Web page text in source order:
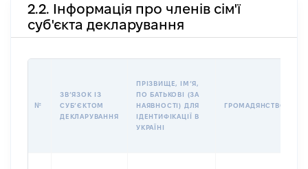
2.2. Інформація про членів сім'ї
суб'єкта декларування
№
ЗВʼЯЗОК ІЗ
СУБʼЄКТОМ
ДЕКЛАРУВАННЯ
ПРІЗВИЩЕ, ІМʼЯ,
ПО БАТЬКОВІ (ЗА
НАЯВНОСТІ) ДЛЯ
ІДЕНТИФІКАЦІЇ В
УКРАЇНІ
ГРОМАДЯНСТВО